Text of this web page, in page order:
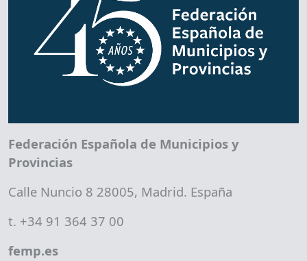
Federación Española de Municipios y
Provincias
Calle Nuncio 8 28005, Madrid. España
t. +34 91 364 37 00
femp.es